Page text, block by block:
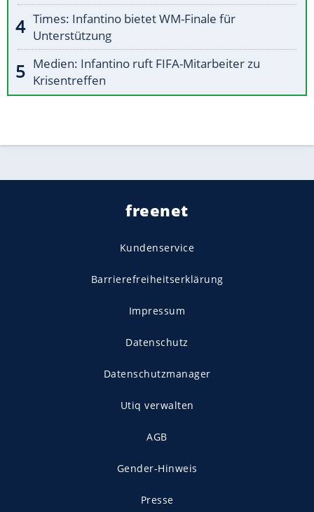
Times: Infantino bietet WM-Finale für
Unterstützung
Medien: Infantino ruft FIFA-Mitarbeiter zu
Krisentreffen
freenet
Kundenservice
Barrierefreiheitserklärung
Impressum
Datenschutz
Datenschutzmanager
Utiq verwalten
AGB
Gender-Hinweis
Presse